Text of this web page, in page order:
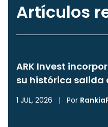
Artículos
ARK Invest
su histórica salida
1 JUL, 2026 | Por